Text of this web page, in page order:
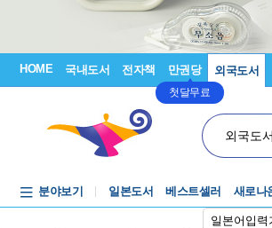
HOME 국내도서 전자책 만권당
첫달무료
외국도서
외국도서
일본어입력
분야보기 일본도서 베스트셀러 새로나